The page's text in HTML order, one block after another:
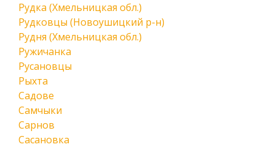
Рудка (Хмельницкая обл.)
Рудковцы (Новоушицкий р-н)
Рудня (Хмельницкая обл.)
Ружичанка
Русановцы
Рыхта
Садове
Самчыки
Сарнов
Сасановка